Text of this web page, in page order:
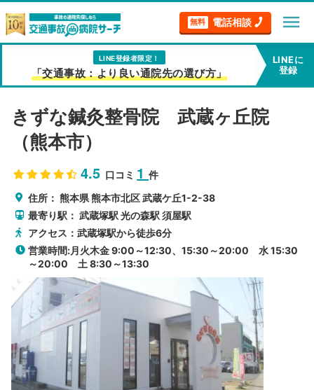
無料 電話相談 menu
LINE登録者限定！
「交通事故：より良い通院先の選び方」
LINEに
登録
きずな鍼灸整骨院 武蔵ヶ丘院
（熊本市）
4.5 口コミ 1件
住所：熊本県熊本市北区武蔵ケ丘1-2-38
最寄り駅：武蔵塚駅 光の森駅 須屋駅
アクセス：武蔵塚駅から徒歩6分
営業時間:月火木金 9:00～12:30、15:30～20:00 水 15:30
～20:00 土 8:30～13:30